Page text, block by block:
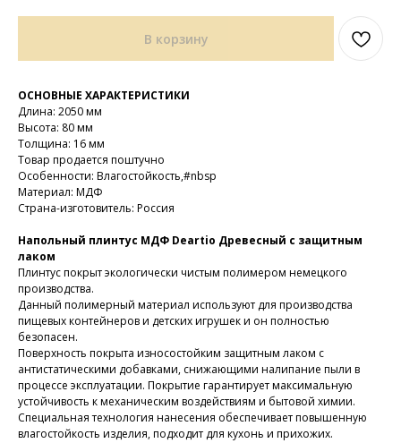
В корзину
ОСНОВНЫЕ ХАРАКТЕРИСТИКИ
Длина: 2050 мм
Высота: 80 мм
Толщина: 16 мм
Товар продается поштучно
Особенности: Влагостойкость,#nbsp
Материал: МДФ
Страна-изготовитель: Россия
Напольный плинтус МДФ Deartio Древесный с защитным
лаком
Плинтус покрыт экологически чистым полимером немецкого
производства.
Данный полимерный материал используют для производства
пищевых контейнеров и детских игрушек и он полностью
безопасен.
Поверхность покрыта износостойким защитным лаком с
антистатическими добавками, снижающими налипание пыли в
процессе эксплуатации. Покрытие гарантирует максимальную
устойчивость к механическим воздействиям и бытовой химии.
Специальная технология нанесения обеспечивает повышенную
влагостойкость изделия, подходит для кухонь и прихожих.